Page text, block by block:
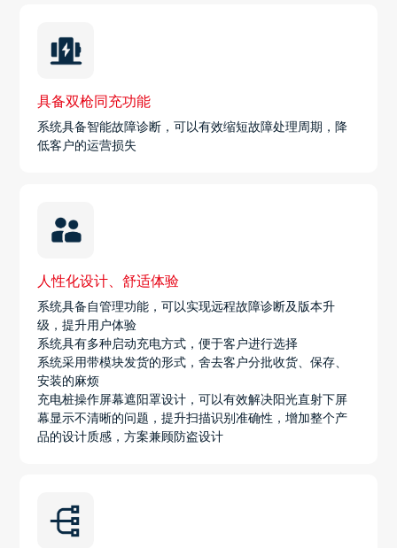
具备双枪同充功能
系统具备智能故障诊断，可以有效缩短故障处理周期，降
低客户的运营损失
人性化设计、舒适体验
系统具备自管理功能，可以实现远程故障诊断及版本升
级，提升用户体验
系统具有多种启动充电方式，便于客户进行选择
系统采用带模块发货的形式，舍去客户分批收货、保存、
安装的麻烦
充电桩操作屏幕遮阳罩设计，可以有效解决阳光直射下屏
幕显示不清晰的问题，提升扫描识别准确性，增加整个产
品的设计质感，方案兼顾防盗设计